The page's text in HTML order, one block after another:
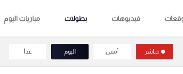
فيديوهات بطولات مباريات اليوم
مباشر أمس اليوم غداً